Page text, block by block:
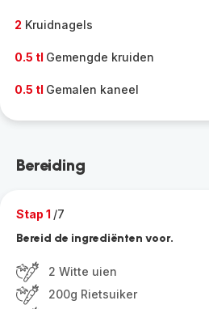
2 Kruidnagels
0.5 tl Gemengde kruiden
0.5 tl Gemalen kaneel
Bereiding
Stap 1 /7
Bereid de ingrediënten voor.
2 Witte uien
200g Rietsuiker